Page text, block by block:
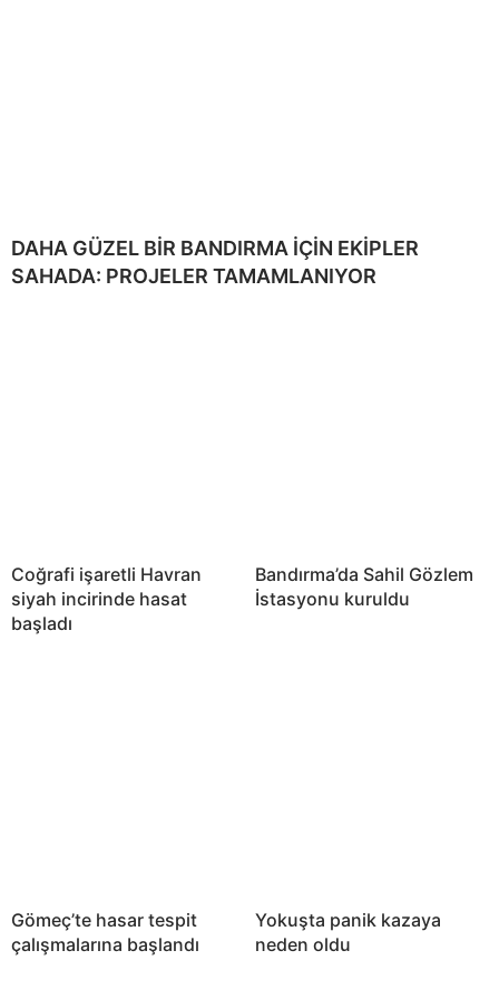
DAHA GÜZEL BİR BANDIRMA İÇİN EKİPLER
SAHADA: PROJELER TAMAMLANIYOR
Coğrafi işaretli Havran
siyah incirinde hasat
başladı
Bandırma’da Sahil Gözlem
İstasyonu kuruldu
Gömeç’te hasar tespit
çalışmalarına başlandı
Yokuşta panik kazaya
neden oldu